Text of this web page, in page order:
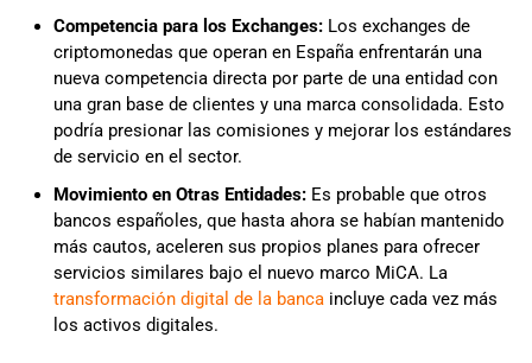
Competencia para los Exchanges: Los exchanges de
criptomonedas que operan en España enfrentarán una
nueva competencia directa por parte de una entidad con
una gran base de clientes y una marca consolidada. Esto
podría presionar las comisiones y mejorar los estándares
de servicio en el sector.
Movimiento en Otras Entidades: Es probable que otros
bancos españoles, que hasta ahora se habían mantenido
más cautos, aceleren sus propios planes para ofrecer
servicios similares bajo el nuevo marco MiCA. La
transformación digital de la banca incluye cada vez más
los activos digitales.